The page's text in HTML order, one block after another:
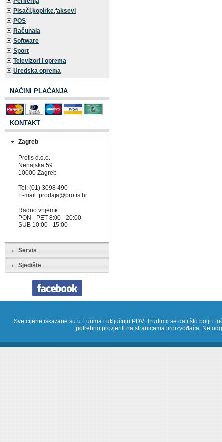
Pisači,kopirke,faksevi
POS
Računala
Software
Sport
Televizori i oprema
Uredska oprema
NAČINI PLAĆANJA
KONTAKT
Zagreb
Protis d.o.o.
Nehajska 59
10000 Zagreb
Tel: (01) 3098-490
E-mail:prodaja@protis.hr
Radno vrijeme:
PON - PET 8:00 - 20:00
SUB 10:00 - 15:00
Servis
Sjedište
Sve cijene iskazane su u Eurima i uključuju PDV. Trudimo se dati što bolji i
potrebno provjeriti na stranicama proizvođača. Ne